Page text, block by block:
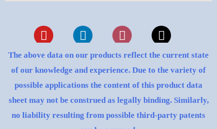
twitter
The above data on our products reflect the current state
of our knowledge and experience. Due to the variety of
possible applications the content of this product data
sheet may not be construed as legally binding. Similarly,
no liability resulting from possible third-party patents